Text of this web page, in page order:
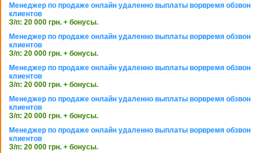
Менеджер по продаже онлайн удаленно выплаты ворвремя обзвон
клиентов
З/п: 20 000 грн. + бонусы.
Менеджер по продаже онлайн удаленно выплаты ворвремя обзвон
клиентов
З/п: 20 000 грн. + бонусы.
Менеджер по продаже онлайн удаленно выплаты ворвремя обзвон
клиентов
З/п: 20 000 грн. + бонусы.
Менеджер по продаже онлайн удаленно выплаты ворвремя обзвон
клиентов
З/п: 20 000 грн. + бонусы.
Менеджер по продаже онлайн удаленно выплаты ворвремя обзвон
клиентов
З/п: 20 000 грн. + бонусы.